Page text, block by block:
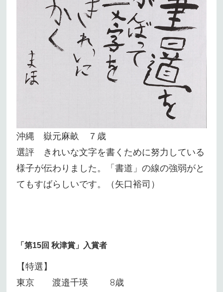
沖縄 嶽元麻畝 ７歳
選評 きれいな文字を書くために努力している
様子が伝わりました。「書道」の線の強弱がと
てもすばらしいです。（矢口裕司）
「第15回 秋津賞」入賞者
【特選】
東京 渡邉千瑛 8歳